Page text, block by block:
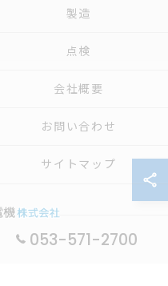
053-571-2700
製造
点検
会社概要
お問い合わせ
サイトマップ
会社 ALL RIGHTS RESERVED.